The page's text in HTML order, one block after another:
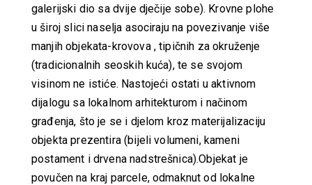
galerijski dio sa dvije dječije sobe). Krovne plohe
u široj slici naselja asociraju na povezivanje više
manjih objekata-krovova , tipičnih za okruženje
(tradicionalnih seoskih kuća), te se svojom
visinom ne istiće. Nastojeći ostati u aktivnom
dijalogu sa lokalnom arhitekturom i načinom
građenja, što je se i djelom kroz materijalizaciju
objekta prezentira (bijeli volumeni, kameni
postament i drvena nadstrešnica).Objekat je
povučen na kraj parcele, odmaknut od lokalne